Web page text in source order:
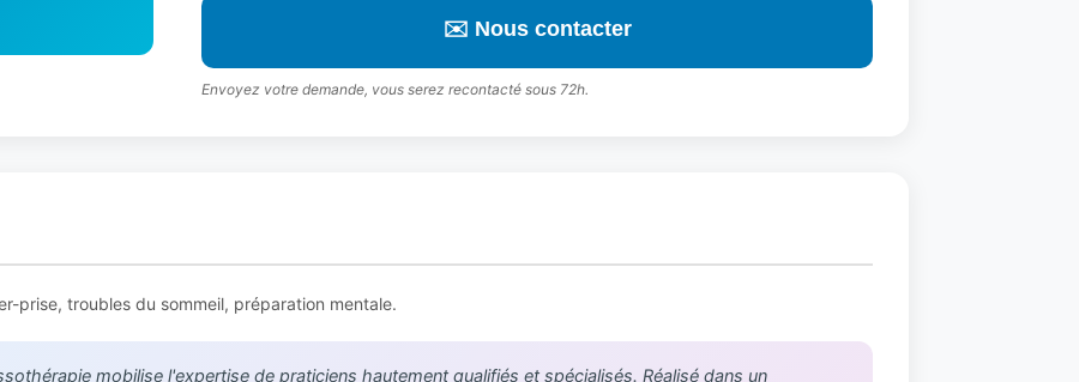
✉️ Nous contacter
Envoyez votre demande, vous serez recontacté sous 72h.
prise, troubles du sommeil, préparation mentale.
mobilise l'expertise de praticiens hautement qualifiés et spécialisés. Réalisé dans un